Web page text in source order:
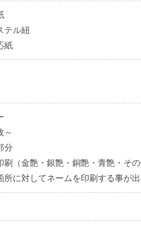
テル紐
紙
～
分
刷（金艶・銀艶・銅艶・青艶・その
所に対してネームを印刷する事が